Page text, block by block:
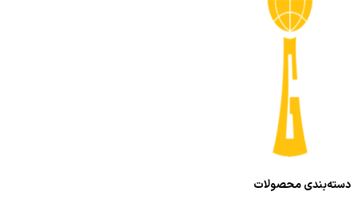
دسته‌بندی محصولات